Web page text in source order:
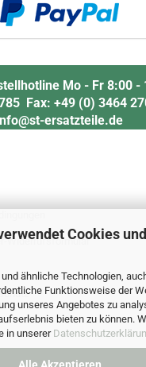
Cookies
ähnliche Technologien,
Funktionsweise der
unseres Angebotes zu
bieten zu können.
in unserer
Alle Akzeptieren
Mo - Fr 8:00 -
Fax: +49 (0) 3464
ersatzteile.de
Widerrufsformular